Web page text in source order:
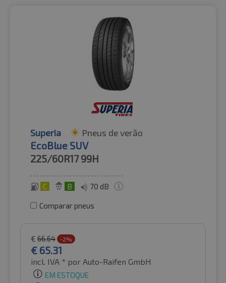
Superia Pneus de verão
EcoBlue SUV
225/60R17 99H
C B 70 dB
Comparar pneus
€ 66.64 -2%
€ 65.31
incl. IVA * por Auto-Raifen GmbH
EM ESTOQUE